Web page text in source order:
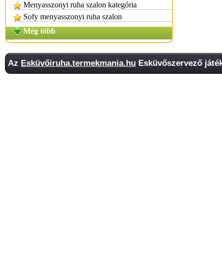
Menyasszonyi ruha szalon kategória
Sofy menyasszonyi ruha szalon
Még több
Az Esküvőiruha.termekmania.hu Esküvőszervező